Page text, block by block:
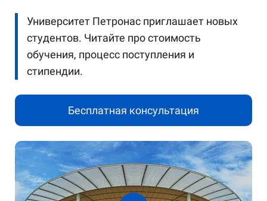
Университет Петронас приглашает новых
студентов. Читайте про стоимость
обучения, процесс поступления и
стипендии.
Бесплатная консультация